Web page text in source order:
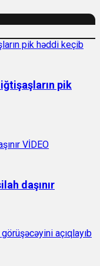
pik
daşınır